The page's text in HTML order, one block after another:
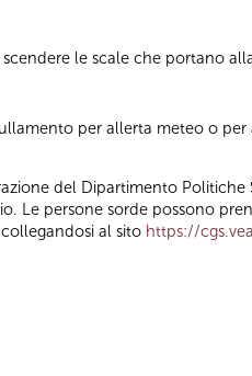
le scale che portano
per allerta meteo o per
del Dipartimento Politiche
Le persone sorde possono
al sito https://